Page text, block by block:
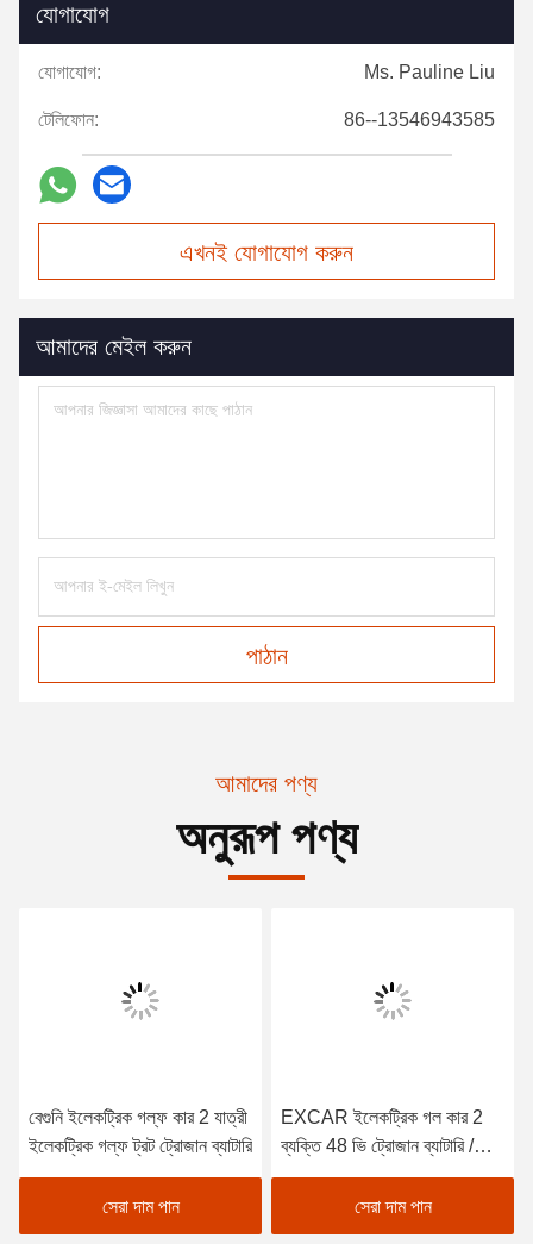
যোগাযোগ
যোগাযোগ: Ms. Pauline Liu
টেলিফোন: 86--13546943585
এখনই যোগাযোগ করুন
আমাদের মেইল করুন
পাঠান
আমাদের পণ্য
অনুরূপ পণ্য
বেগুনি ইলেকট্রিক গল্ফ কার 2 যাত্রী
ইলেকট্রিক গল্ফ ট্রট ট্রোজান ব্যাটারি
সেরা দাম পান
EXCAR ইলেকট্রিক গল কার 2
ব্যক্তি 48 ভি ট্রোজান ব্যাটারি /
কার্টিস কন্ট্রোলার
সেরা দাম পান